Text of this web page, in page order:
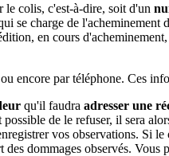
colis, c'est-à-dire, soit d'un
se charge de
en cours
encore par téléphone. Ces
qu'il faudra adresser une
de le refuser, il sera
vos observations. Si
dommages observés.